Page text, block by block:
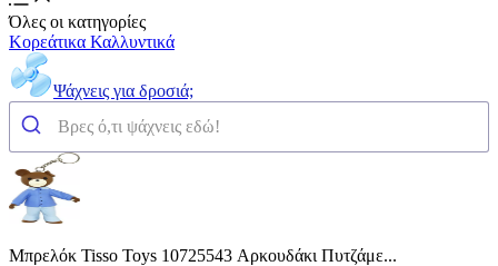
Όλες οι κατηγορίες
Κορεάτικα Καλλυντικά
Ψάχνεις για δροσιά;
Μπρελόκ Tisso Toys 10725543 Αρκουδάκι Πυτζάμε...